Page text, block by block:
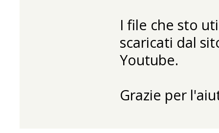
I file che sto
scaricati dal
Youtube.
Grazie per